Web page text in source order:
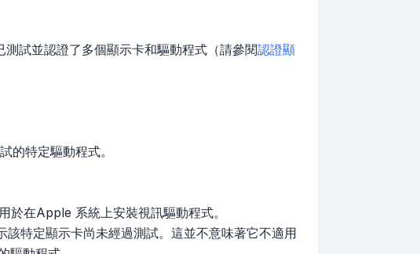
試並認證了多個顯示卡和驅動程式（請參閱認證顯
的特定驅動程式。
在Apple 系統上安裝視訊驅動程式。
特定顯示卡尚未經過測試。這並不意味著它不適用